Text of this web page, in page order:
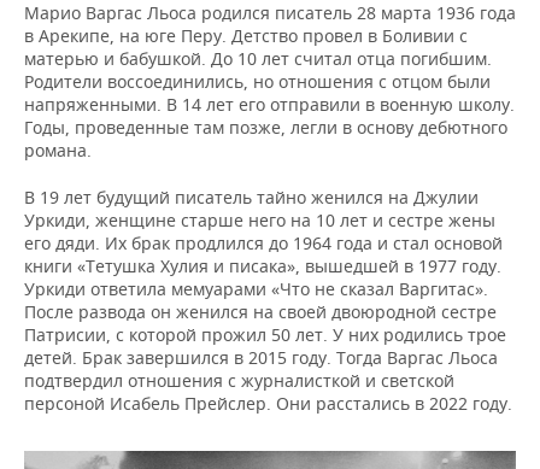
Марио Варгас Льоса родился писатель 28 марта 1936 года
в Арекипе, на юге Перу. Детство провел в Боливии с
матерью и бабушкой. До 10 лет считал отца погибшим.
Родители воссоединились, но отношения с отцом были
напряженными. В 14 лет его отправили в военную школу.
Годы, проведенные там позже, легли в основу дебютного
романа.
В 19 лет будущий писатель тайно женился на Джулии
Уркиди, женщине старше него на 10 лет и сестре жены
его дяди. Их брак продлился до 1964 года и стал основой
книги «Тетушка Хулия и писака», вышедшей в 1977 году.
Уркиди ответила мемуарами «Что не сказал Варгитас».
После развода он женился на своей двоюродной сестре
Патрисии, с которой прожил 50 лет. У них родились трое
детей. Брак завершился в 2015 году. Тогда Варгас Льоса
подтвердил отношения с журналисткой и светской
персоной Исабель Прейслер. Они расстались в 2022 году.